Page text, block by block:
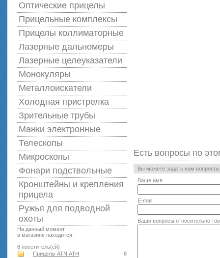
Оптические прицелы
Прицельные комплексы
Прицелы коллиматорные
Лазерные дальномеры
Лазерные целеуказатели
Монокуляры
Металлоискатели
Холодная пристрелка
Зрительные трубы
Манки электронные
Телескопы
Микроскопы
Фонари подствольные
Кронштейны и крепления
прицела
Ружья для подводной
оxоты
На данный момент
в магазине находится:
8 посетитель(ей)
8
Прицелы ATN АТН
Есть вопросы по
Вы можете задать нам
Ваше имя
E-mail
Ваши вопросы относительно